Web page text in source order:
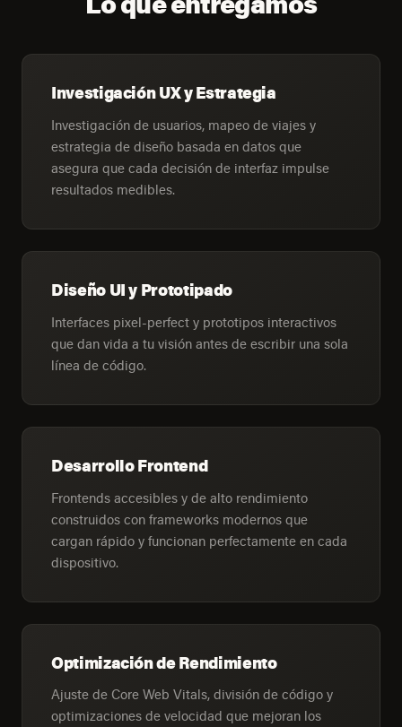
Investigación UX y Estrategia
Investigación de usuarios, mapeo de viajes y
estrategia de diseño basada en datos que
asegura que cada decisión de interfaz impulse
resultados medibles.
Diseño UI y Prototipado
Interfaces pixel-perfect y prototipos interactivos
que dan vida a tu visión antes de escribir una sola
línea de código.
Desarrollo Frontend
Frontends accesibles y de alto rendimiento
construidos con frameworks modernos que
cargan rápido y funcionan perfectamente en cada
dispositivo.
Optimización de Rendimiento
Ajuste de Core Web Vitals, división de código y
optimizaciones de velocidad que mejoran los